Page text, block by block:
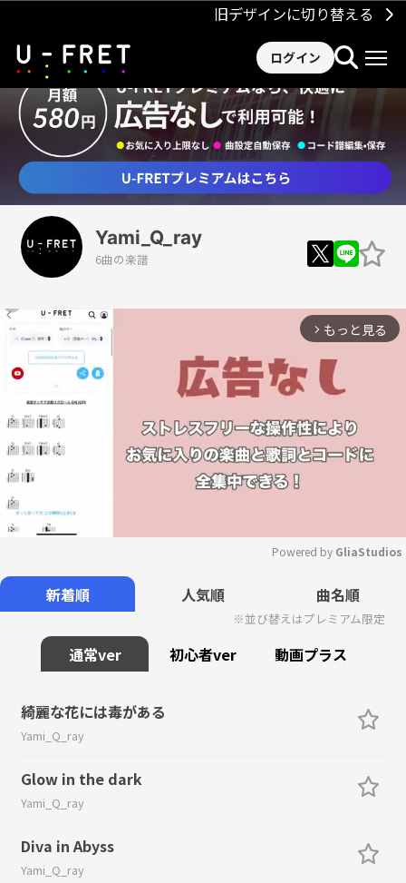
旧デザインに切り替える
ログイン
Yami_Q_ray
6曲の楽譜
arrow_forward_ios もっと見る
Mute
Powered by GliaStudios
新着順 人気順 曲名順
※並び替えはプレミアム限定
通常ver 初心者ver 動画プラス
綺麗な花には毒がある
Yami_Q_ray
Glow in the dark
Yami_Q_ray
Diva in Abyss
Yami_Q_ray